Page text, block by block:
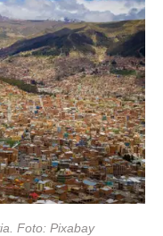
Foto: Pixabay